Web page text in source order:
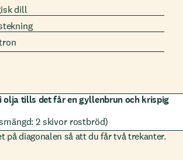
dill
olja tills det får en gyllenbrun och krispig
2 skivor rostbröd)
på diagonalen så att du får två trekanter.